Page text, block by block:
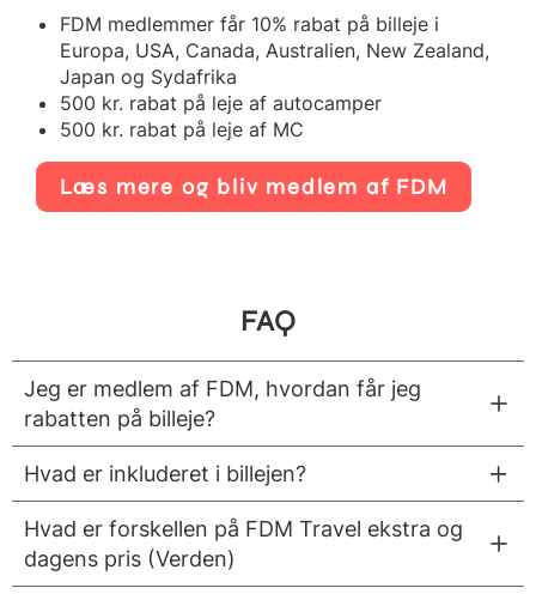
FDM medlemmer får 10% rabat på billeje i
Europa, USA, Canada, Australien, New Zealand,
Japan og Sydafrika
500 kr. rabat på leje af autocamper
500 kr. rabat på leje af MC
Læs mere og bliv medlem af FDM
FAQ
Jeg er medlem af FDM, hvordan får jeg
rabatten på billeje?
Hvad er inkluderet i billejen?
Hvad er forskellen på FDM Travel ekstra og
dagens pris (Verden)